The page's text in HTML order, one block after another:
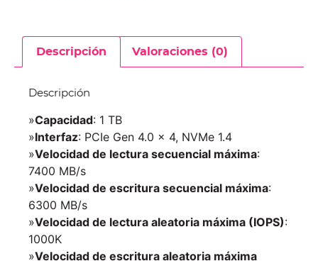
Descripción Valoraciones (0)
Descripción
»Capacidad: 1 TB
»Interfaz: PCIe Gen 4.0 x 4, NVMe 1.4
»Velocidad de lectura secuencial máxima:
7400 MB/s
»Velocidad de escritura secuencial máxima:
6300 MB/s
»Velocidad de lectura aleatoria máxima (IOPS):
1000K
»Velocidad de escritura aleatoria máxima